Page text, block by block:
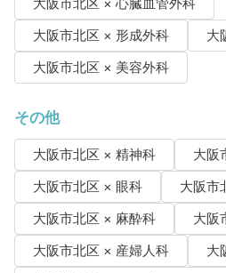
大阪市北区 × 心臓血管外科
大阪市北区 × 形成外科
大
大阪市北区 × 美容外科
その他
大阪市北区 × 精神科
大阪
大阪市北区 × 眼科
大阪市
大阪市北区 × 麻酔科
大阪
大阪市北区 × 産婦人科
大